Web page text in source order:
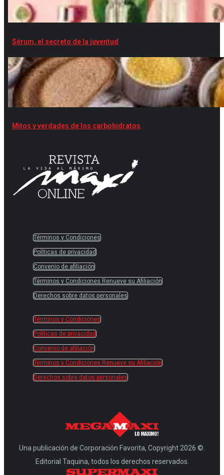
Sérum, el secreto de la juventud
Mitos y verdades de los carbohidratos
Términos y Condiciones
Políticas de privacidad
Convenio de afiliación
Términos y Condiciones Renueve su Afiliación
Derechos sobre datos personales
Términos y Condiciones
Políticas de privacidad
Convenio de afiliación
Términos y Condiciones Renueve su Afiliación
Derechos sobre datos personales
Una publicación de Corporación Favorita, Copyright 2026 ©.
Editorial Taquina, todos los derechos reservados.